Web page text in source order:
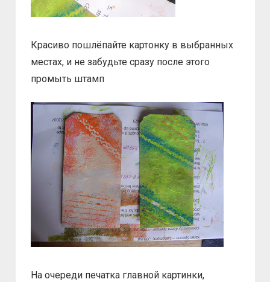
Красиво пошлёпайте картонку в выбранных
местах, и не забудьте сразу после этого
промыть штамп
На очереди печатка главной картинки,